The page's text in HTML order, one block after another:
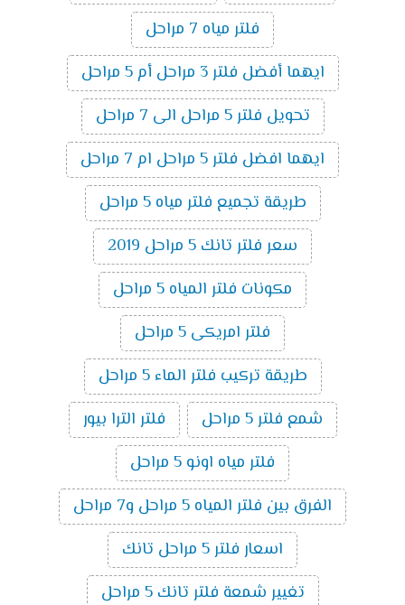
فلتر مياه 7 مراحل
ايهما أفضل فلتر 3 مراحل أم 5 مراحل
تحويل فلتر 5 مراحل الى 7 مراحل
ايهما افضل فلتر 5 مراحل ام 7 مراحل
طريقة تجميع فلتر مياه 5 مراحل
سعر فلتر تانك 5 مراحل 2019
مكونات فلتر المياه 5 مراحل
فلتر امريكى 5 مراحل
طريقة تركيب فلتر الماء 5 مراحل
شمع فلتر 5 مراحل
فلتر الترا بيور
فلتر مياه اونو 5 مراحل
الفرق بين فلتر المياه 5 مراحل و7 مراحل
اسعار فلتر 5 مراحل تانك
تغيير شمعة فلتر تانك 5 مراحل